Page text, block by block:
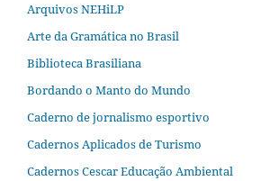
Arquivos NEHiLP
Arte da Gramática no Brasil
Biblioteca Brasiliana
Bordando o Manto do Mundo
Caderno de jornalismo esportivo
Cadernos Aplicados de Turismo
Cadernos Cescar Educação Ambiental